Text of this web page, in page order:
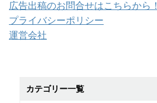
広告出稿のお問合せはこちらから！
プライバシーポリシー
運営会社
カテゴリー一覧